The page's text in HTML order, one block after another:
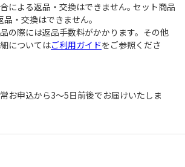
による返品・交換はできません｡ セット商品
品・交換はできません｡
の際には返品手数料がかかります。その他
についてはご利用ガイドをご参照くださ
お申込から3～5日前後でお届けいたしま